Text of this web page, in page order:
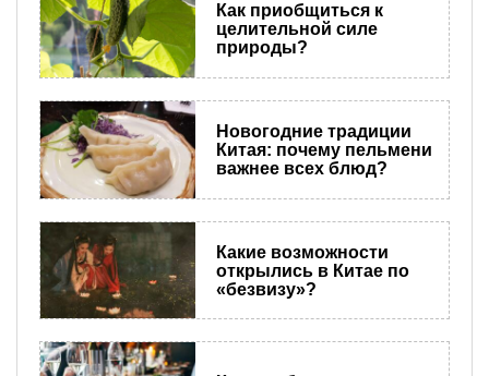
Как приобщиться к
целительной силе
природы?
Новогодние традиции
Китая: почему пельмени
важнее всех блюд?
Какие возможности
открылись в Китае по
«безвизу»?